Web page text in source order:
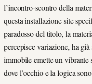
l’incontro-scontro della
questa installazione site
paradosso del titolo, la
percepisce variazione, ha
immobile emette un vibrante
dove l’occhio e la logica